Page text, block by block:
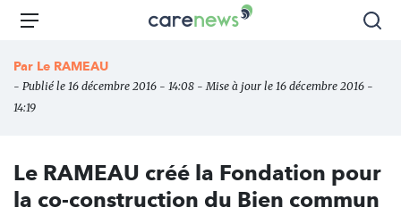
Aller
principal
Carenews,
des
Menu
Par Le RAMEAU
- Publié le 16 décembre 2016 - 14:08 - Mise à jour le 16 décembre 2016 -
14:19
Le RAMEAU créé la Fondation pour
la co-construction du Bien commun